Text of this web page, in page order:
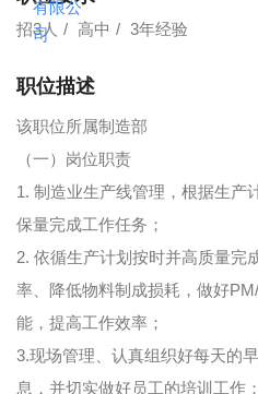
招3人 高中 3年经验
职位描述
该职位所属制造部
（一）岗位职责
1. 制造业生产线管理，根据生产
保量完成工作任务；
2. 依循生产计划按时并高质量完
率、降低物料制成损耗，做好
能，提高工作效率；
3.现场管理、认真组织好每天的
息，并切实做好员工的培训工作